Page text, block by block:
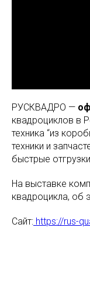
РУСКВАДРО —
квадроциклов в
техника “из
техники и
быстрые
На выставке
квадроцикла, об
Сайт: https://rus-